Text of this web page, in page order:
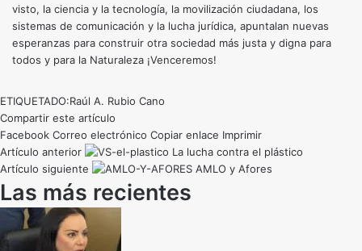
visto, la ciencia y la tecnología, la movilización ciudadana, los
sistemas de comunicación y la lucha jurídica, apuntalan nuevas
esperanzas para construir otra sociedad más justa y digna para
todos y para la Naturaleza ¡Venceremos!
ETIQUETADO:Raúl A. Rubio Cano
Compartir este artículo
Facebook Correo electrónico Copiar enlace Imprimir
Artículo anterior
La lucha contra el plástico
Artículo siguiente
AMLO y Afores
Las más recientes